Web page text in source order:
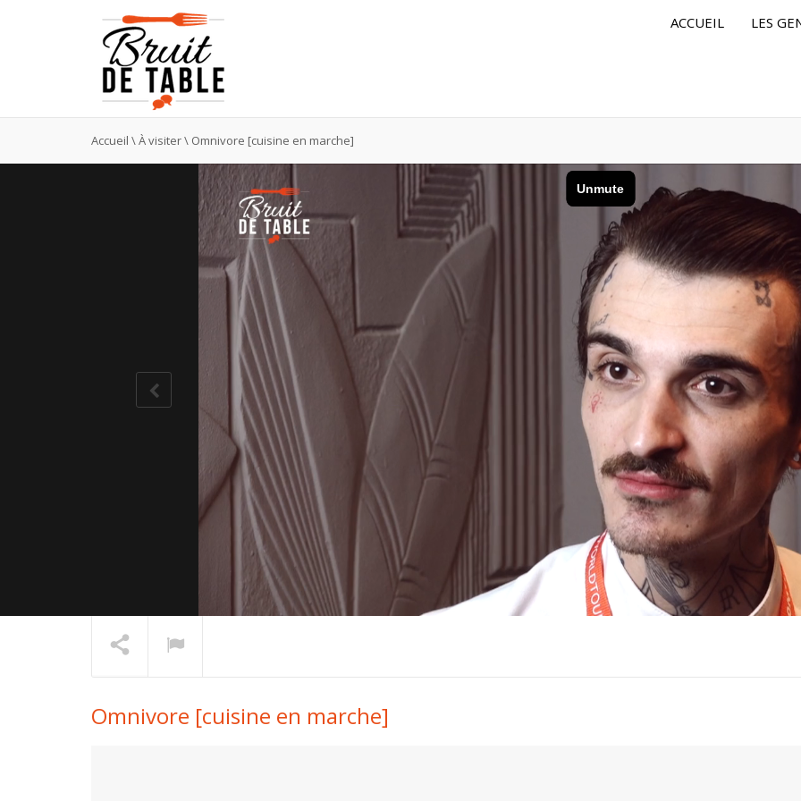
ACCUEIL LES
Accueil \À visiter\ Omnivore [cuisine en marche]
En lecture Thomas Danigo [épurer]
Omnivore [cuisine en marche]